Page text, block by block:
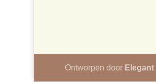
Ontworpen door